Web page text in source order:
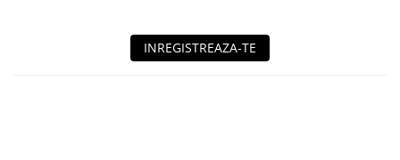
INREGISTREAZA-TE